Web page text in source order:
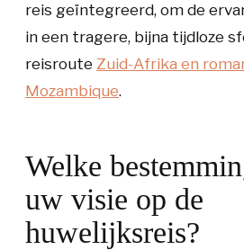
reis geïntegreerd, om de
in een tragere, bijna tijdloze
reisroute Zuid-Afrika en
Mozambique.
Welke
uw visie op de
huwelijksreis?